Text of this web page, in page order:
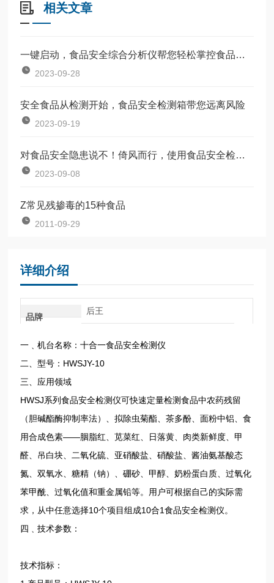
相关文章
一键启动，食品安全综合分析仪帮您轻松掌控食品质量
2023-09-28
安全食品从检测开始，食品安全检测箱带您远离风险
2023-09-19
对食品安全隐患说不！倚风而行，使用食品安全检测仪
2023-09-08
Z常见残掺毒的15种食品
2011-09-29
详细介绍
品牌
后王
一﹑机台名称：十合一食品安全检测仪
二、型号：HWSJY-10
三、应用领域
HWSJ系列食品安全检测仪可快速定量检测食品中农药残留
（胆碱酯酶抑制率法）、拟除虫菊酯、茶多酚、面粉中铝、食
用合成色素——胭脂红、苋菜红、日落黄、肉类新鲜度、甲
醛、吊白块、二氧化硫、亚硝酸盐、硝酸盐、酱油氨基酸态
氮、双氧水、糖精（钠）、硼砂、甲醇、奶粉蛋白质、过氧化
苯甲酰、过氧化值和重金属铅等。用户可根据自己的实际需
求，从中任意选择10个项目组成10合1食品安全检测仪。
四﹑技术参数：
技术指标：